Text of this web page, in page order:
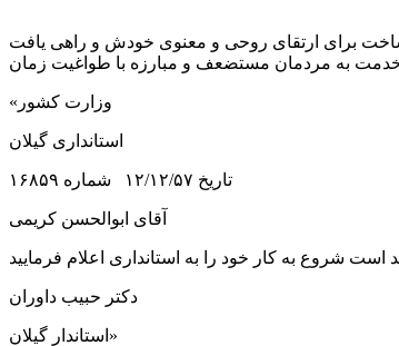
برای ارتقای روحی و معنوی خودش و راهی یافت
«وزارت کشور
استانداری گیلان
تاریخ ۱۲/۱۲/۵۷ شماره ۱۶۸۵۹
آقای ابوالحسن کریمی
دکتر حبیب داوران
استاندار گیلان»